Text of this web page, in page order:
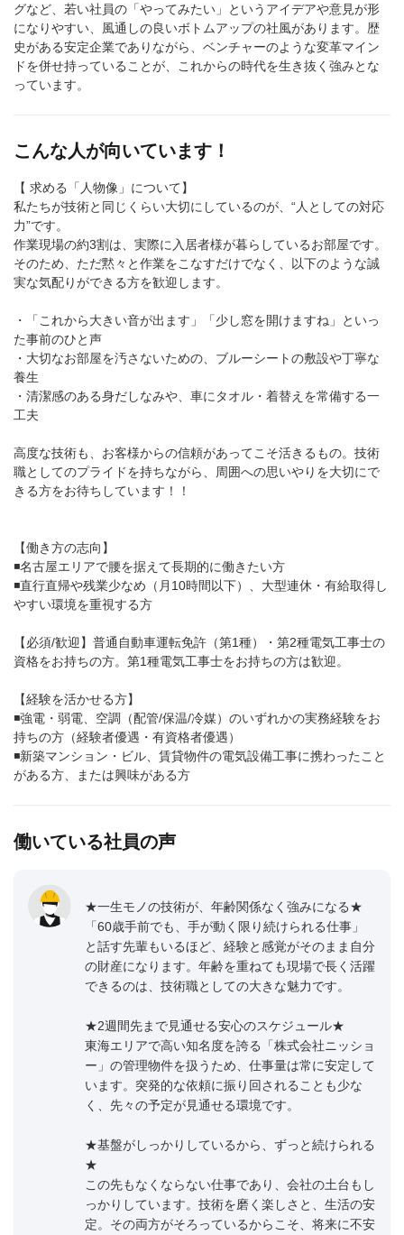
グなど、若い社員の「やってみたい」というアイデアや意見が形
になりやすい、風通しの良いボトムアップの社風があります。歴
史がある安定企業でありながら、ベンチャーのような変革マイン
ドを併せ持っていることが、これからの時代を生き抜く強みとな
っています。
こんな人が向いています！
【 求める「人物像」について】
私たちが技術と同じくらい大切にしているのが、“人としての対応
力”です。
作業現場の約3割は、実際に入居者様が暮らしているお部屋です。
そのため、ただ黙々と作業をこなすだけでなく、以下のような誠
実な気配りができる方を歓迎します。
・「これから大きい音が出ます」「少し窓を開けますね」といっ
た事前のひと声
・大切なお部屋を汚さないための、ブルーシートの敷設や丁寧な
養生
・清潔感のある身だしなみや、車にタオル・着替えを常備する一
工夫
高度な技術も、お客様からの信頼があってこそ活きるもの。技術
職としてのプライドを持ちながら、周囲への思いやりを大切にで
きる方をお待ちしています！！
【働き方の志向】
◾️名古屋エリアで腰を据えて長期的に働きたい方
◾️直行直帰や残業少なめ（月10時間以下）、大型連休・有給取得し
やすい環境を重視する方
【必須/歓迎】普通自動車運転免許（第1種）・第2種電気工事士の
資格をお持ちの方。第1種電気工事士をお持ちの方は歓迎。
【経験を活かせる方】
◾️強電・弱電、空調（配管/保温/冷媒）のいずれかの実務経験をお
持ちの方（経験者優遇・有資格者優遇）
◾️新築マンション・ビル、賃貸物件の電気設備工事に携わったこと
がある方、または興味がある方
働いている社員の声
★一生モノの技術が、年齢関係なく強みになる★
「60歳手前でも、手が動く限り続けられる仕事」
と話す先輩もいるほど、経験と感覚がそのまま自分
の財産になります。年齢を重ねても現場で長く活躍
できるのは、技術職としての大きな魅力です。
★2週間先まで見通せる安心のスケジュール★
東海エリアで高い知名度を誇る「株式会社ニッショ
ー」の管理物件を扱うため、仕事量は常に安定して
います。突発的な依頼に振り回されることも少な
く、先々の予定が見通せる環境です。
★基盤がしっかりしているから、ずっと続けられる
★
この先もなくならない仕事であり、会社の土台もし
っかりしています。技術を磨く楽しさと、生活の安
定。その両方がそろっているからこそ、将来に不安